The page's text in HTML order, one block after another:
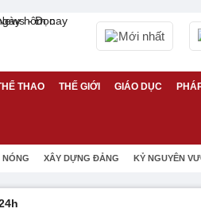
Mới nhất
THAO THẾ GIỚI GIÁO DỤC
NÓNG XÂY DỰNG ĐẢNG KỶ NGUYÊN